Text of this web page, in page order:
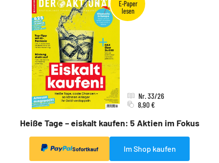
Heiße Tage – eiskalt kaufen: 5 Aktien im Fokus
Nr. 33/26
8,90 €
Sofortkauf Im Shop kaufen